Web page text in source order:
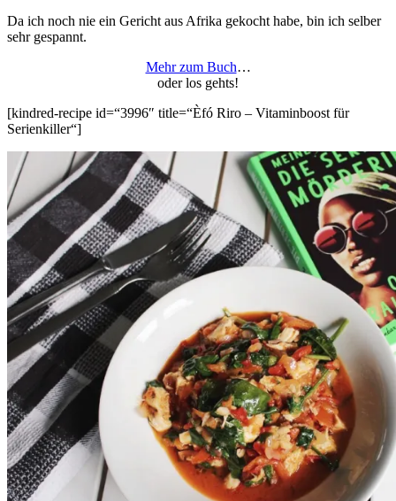
Da ich noch nie ein Gericht aus Afrika gekocht habe, bin ich selber
sehr gespannt.
Mehr zum Buch…
oder los gehts!
[kindred-recipe id=“3996″ title=“Èfó Riro – Vitaminboost für
Serienkiller“]